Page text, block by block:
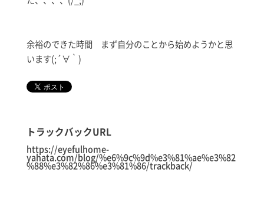
余裕のできた時間 まず自分のことから始めようかと思
います(;´∀｀)
トラックバックURL
https://eyefulhome-
yahata.com/blog/%e6%9c%9d%e3%81%ae%e3%82
%88%e3%82%86%e3%81%86/trackback/